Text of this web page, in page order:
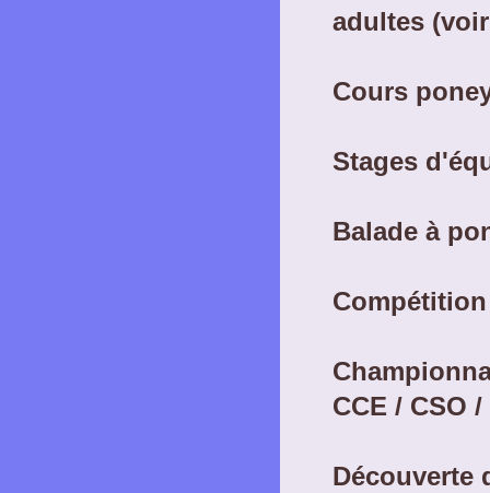
adultes
Cours
Stages
Balade à
CCE / CSO
Découverte